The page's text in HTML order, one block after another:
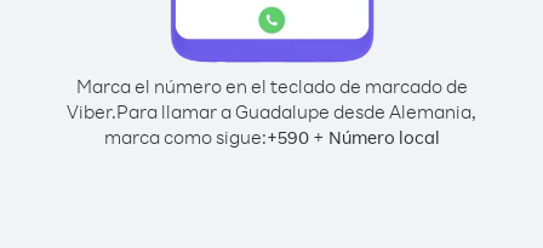
Marca el número en el teclado de marcado de
Viber.Para llamar a Guadalupe desde Alemania,
marca como sigue:+590+ Número local